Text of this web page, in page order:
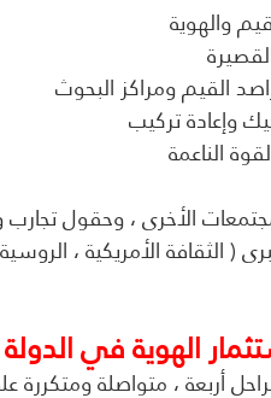
والهوية
القيم ومراكز البحوث
وإعادة تركيب
الناعمة
الأخرى ، وحقول تجارب
الثقافة الأمريكية ، الروسية
الهوية في الدولة
أربعة ، متواصلة ومتكررة